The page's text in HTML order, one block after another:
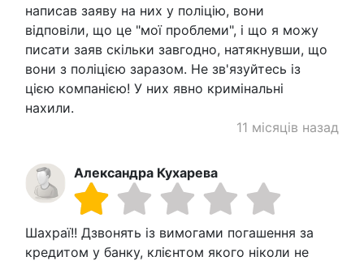
написав заяву на них у поліцію, вони
відповіли, що це "мої проблеми", і що я можу
писати заяв скільки завгодно, натякнувши, що
вони з поліцією заразом. Не зв'язуйтесь із
цією компанією! У них явно кримінальні
нахили.
11 місяців назад
Александра Кухарева
Шахраї!! Дзвонять із вимогами погашення за
кредитом у банку, клієнтом якого ніколи не